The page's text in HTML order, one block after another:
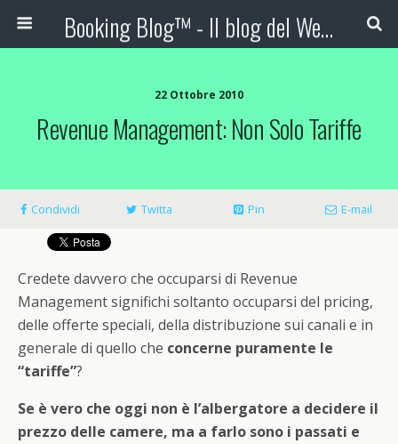
Booking Blog™ - Il blog del Web Marketing Turistico
22 Ottobre 2010
Revenue Management: Non Solo Tariffe
Condividi Twitta Pin E-mail
Credete davvero che occuparsi di Revenue
Management significhi soltanto occuparsi del pricing,
delle offerte speciali, della distribuzione sui canali e in
generale di quello che concerne puramente le
“tariffe”?
Se è vero che oggi non è l’albergatore a decidere il
prezzo delle camere, ma a farlo sono i passati e